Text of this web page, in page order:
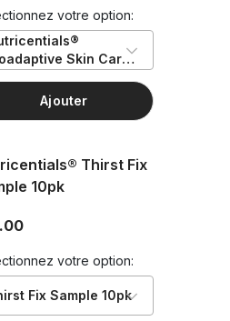
votre option:
Skin Care™
Single
Ajouter
Thirst Fix
10pk
votre option:
Fix Sample 10pk